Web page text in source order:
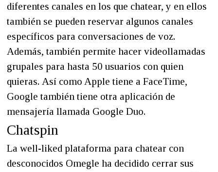
diferentes canales en los que chatear, y en ellos
también se pueden reservar algunos canales
específicos para conversaciones de voz.
Además, también permite hacer videollamadas
grupales para hasta 50 usuarios con quien
quieras. Así como Apple tiene a FaceTime,
Google también tiene otra aplicación de
mensajería llamada Google Duo.
Chatspin
La well-liked plataforma para chatear con
desconocidos Omegle ha decidido cerrar sus